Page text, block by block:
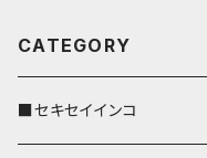
CATEGORY
■セキセイインコ